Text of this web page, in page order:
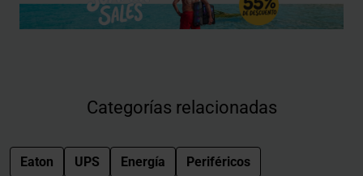
Categorías relacionadas
Eaton UPS Energía Periféricos